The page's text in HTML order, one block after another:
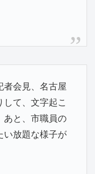
者会見、名古屋
て、文字起こ
あと、市職員の
い放題な様子が